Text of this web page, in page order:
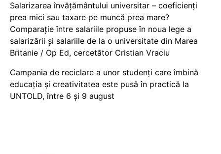
Salarizarea învățământului universitar – coeficienți
prea mici sau taxare pe muncă prea mare?
Comparație între salariile propuse în noua lege a
salarizării și salariile de la o universitate din Marea
Britanie / Op Ed, cercetător Cristian Vraciu
Campania de reciclare a unor studenți care îmbină
educația și creativitatea este pusă în practică la
UNTOLD, între 6 și 9 august